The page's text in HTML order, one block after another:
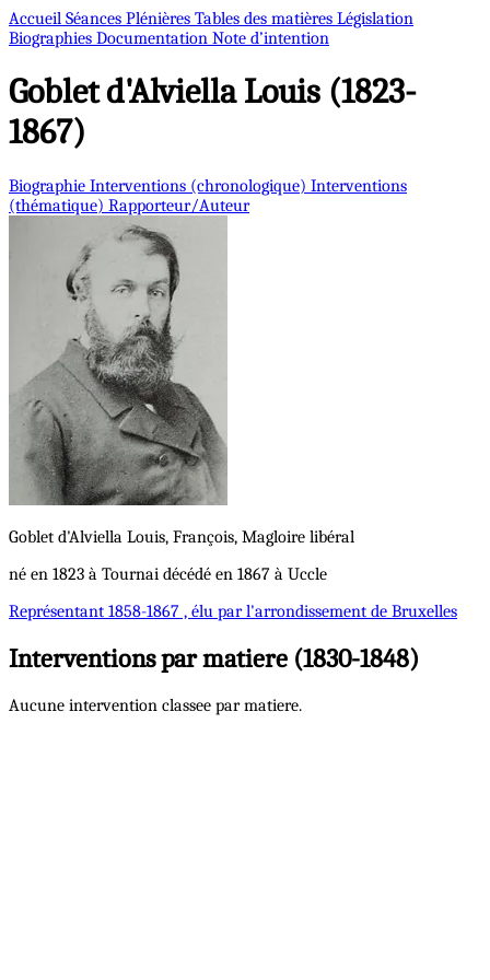
Accueil Séances Plénières Tables des matières Législation
Biographies Documentation Note d’intention
Goblet d'AlviellaLouis (1823-
1867)
Biographie Interventions (chronologique) Interventions
(thématique) Rapporteur/Auteur
Goblet d'Alviella Louis, François, Magloire libéral
né en 1823 à Tournai décédé en 1867 à Uccle
Représentant 1858-1867 , élu par l'arrondissement de Bruxelles
Interventions par matiere (1830-1848)
Aucune intervention classee par matiere.